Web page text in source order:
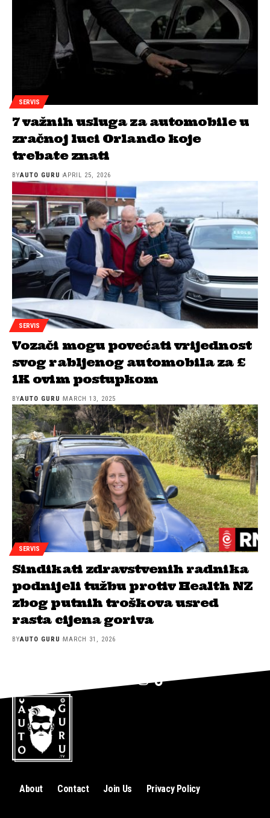
SERVIS
7 važnih usluga za automobile u
zračnoj luci Orlando koje
trebate znati
BYAUTO GURU APRIL 25, 2026
SERVIS
Vozači mogu povećati vrijednost
svog rabljenog automobila za £
1K ovim postupkom
BYAUTO GURU MARCH 13, 2025
SERVIS
Sindikati zdravstvenih radnika
podnijeli tužbu protiv Health NZ
zbog putnih troškova usred
rasta cijena goriva
BYAUTO GURU MARCH 31, 2026
About Contact Join Us Privacy Policy